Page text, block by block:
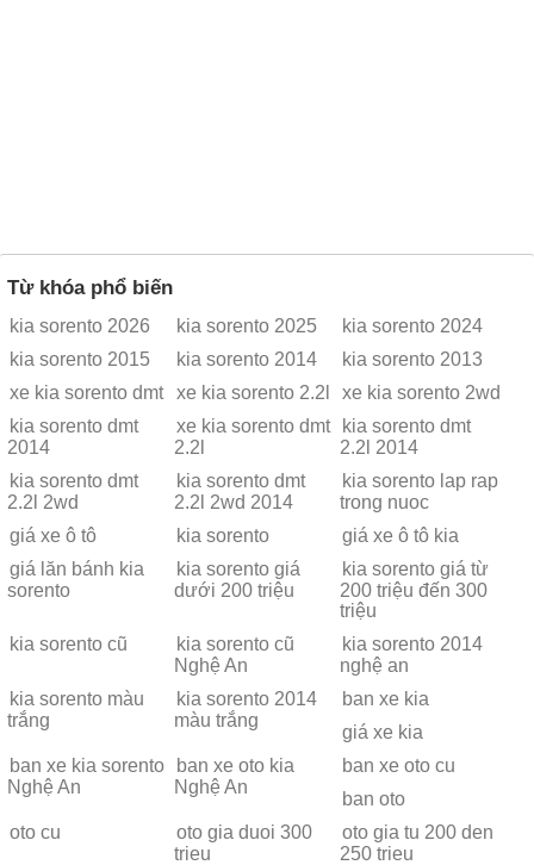
Từ khóa phổ biến
kia sorento 2026 kia sorento 2025
kia sorento 2024
kia sorento 2015
kia sorento 2014
kia sorento 2013
xe kia sorento dmt
xe kia sorento 2.2l
xe kia sorento 2wd
kia sorento dmt
2014
xe kia sorento dmt
2.2l
kia sorento dmt
2.2l 2014
kia sorento dmt
2.2l 2wd
kia sorento dmt
2.2l 2wd 2014
kia sorento lap rap
trong nuoc
giá xe ô tô
kia sorento
giá xe ô tô kia
giá lăn bánh kia
sorento
kia sorento giá
dưới 200 triệu
kia sorento giá từ
200 triệu đến 300
triệu
kia sorento cũ
kia sorento cũ
Nghệ An
kia sorento 2014
nghệ an
kia sorento màu
trắng
kia sorento 2014
màu trắng
ban xe kia
giá xe kia
ban xe kia sorento
Nghệ An
ban xe oto kia
Nghệ An
ban xe oto cu
ban oto
oto cu
oto gia duoi 300
trieu
oto gia tu 200 den
250 trieu